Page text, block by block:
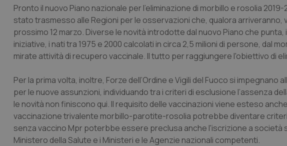
Pronto il nuovo Piano nazionale per l’eliminazione di morbillo e rosolia
stato trasmesso alle Regioni per le osservazioni che, qualora
prossimo 12 marzo. Diverse le novità introdotte dal nuovo Piano che
iniziative, i nati tra 1975 e 2000 calcolati in circa 2,5 milioni di persone, dal
mirate attività di recupero vaccinale. Il tutto per raggiungere l'obiettivo di
Per la prima volta, inoltre, Forze dell’Ordine e Vigili del Fuoco si
per le nuove assunzioni, individuando tra i criteri di esclusione l’assenza
le novità non finiscono qui. Il requisito delle vaccinazioni viene esteso
vaccinazione trivalente morbillo-parotite-rosolia potrebbe diventare
senza vaccino Mpr poterbbe essere preclusa anche l'iscrizione a società
Ministero della Salute e i Ministeri e le Agenzie nazionali competenti.